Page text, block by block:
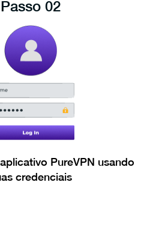
Passo 02
PureVPN usando
credenciais